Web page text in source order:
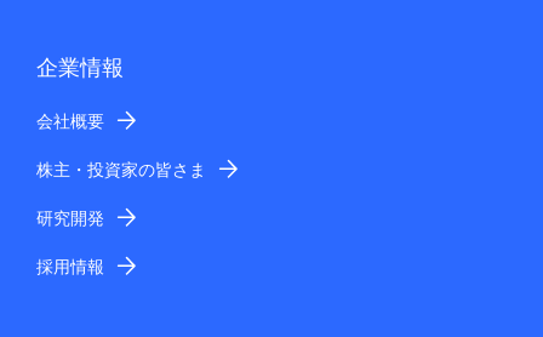
企業情報
会社概要
株主・投資家の皆さま
研究開発
採用情報